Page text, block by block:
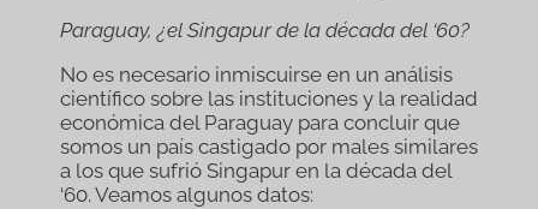
Paraguay, ¿el Singapur de la década del ‘60?
No es necesario inmiscuirse en un análisis
científico sobre las instituciones y la realidad
económica del Paraguay para concluir que
somos un país castigado por males similares
a los que sufrió Singapur en la década del
‘60. Veamos algunos datos: